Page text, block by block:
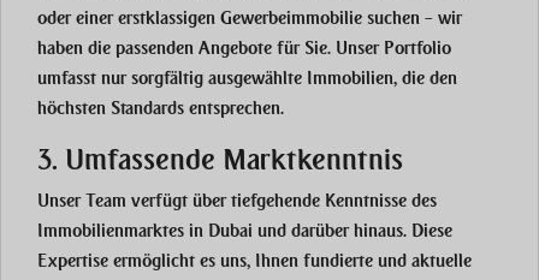
oder einer erstklassigen Gewerbeimmobilie suchen – wir
haben die passenden Angebote für Sie. Unser Portfolio
umfasst nur sorgfältig ausgewählte Immobilien, die den
höchsten Standards entsprechen.
3. Umfassende Marktkenntnis
Unser Team verfügt über tiefgehende Kenntnisse des
Immobilienmarktes in Dubai und darüber hinaus. Diese
Expertise ermöglicht es uns, Ihnen fundierte und aktuelle